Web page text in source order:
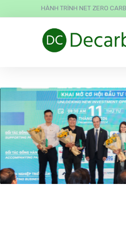
HÀNH TRÌNH NET ZERO
ESG
được trao giải
Phong Vì Sự
Bền Vững”